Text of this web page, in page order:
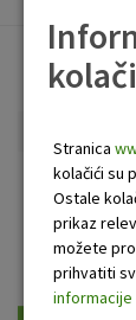
Lista
Stranica
kolačići su
Ostale
prikaz
možete
prihvatiti
informacije